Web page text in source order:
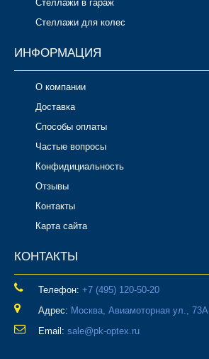
Стеллажи в гараж
Стеллажи для колес
ИНФОРМАЦИЯ
О компании
Доставка
Способы оплаты
Частые вопросы
Конфидициальность
Отзывы
Контакты
Карта сайта
КОНТАКТЫ
Телефон: ‎+7 (495) 120-50-20
Адрес: Москва, Авиамоторная ул.,
Email: sale@pk-optex.ru